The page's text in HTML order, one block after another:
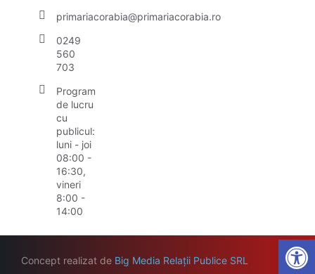
primariacorabia@primariacorabia.ro
0249
560
703
Program
de lucru
cu
publicul:
luni - joi
08:00 -
16:30,
vineri
8:00 -
14:00
Concept realizat de Big Media Relații Publice SRL